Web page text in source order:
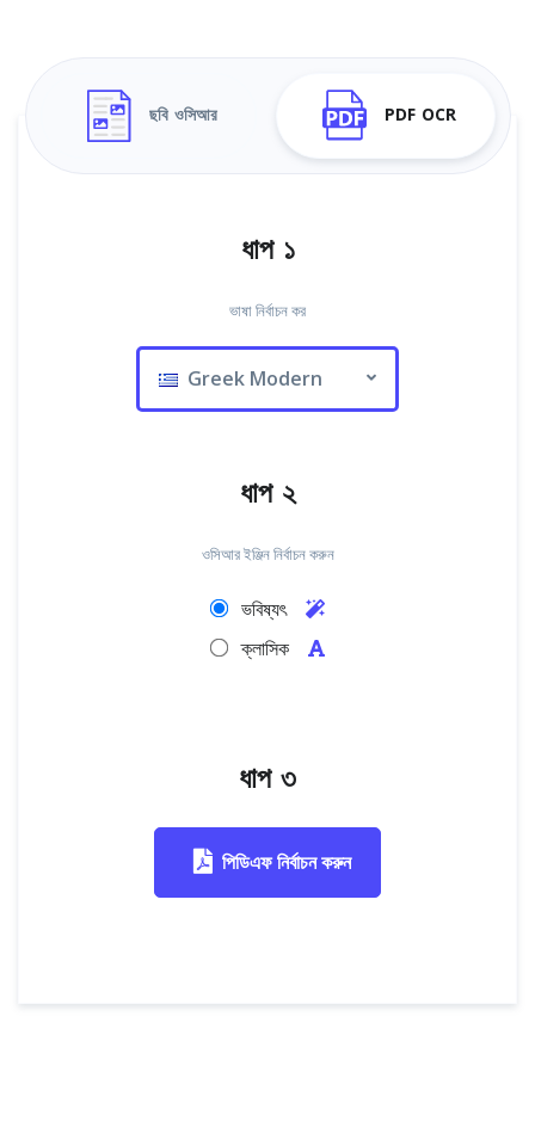
ছবি ওসিআর PDF OCR
ধাপ ১
ভাষা নির্বাচন কর
Greek Modern
ধাপ ২
ওসিআর ইঞ্জিন নির্বাচন করুন
ভবিষ্যৎ
ক্লাসিক
ধাপ ৩
পিডিএফ নির্বাচন করুন